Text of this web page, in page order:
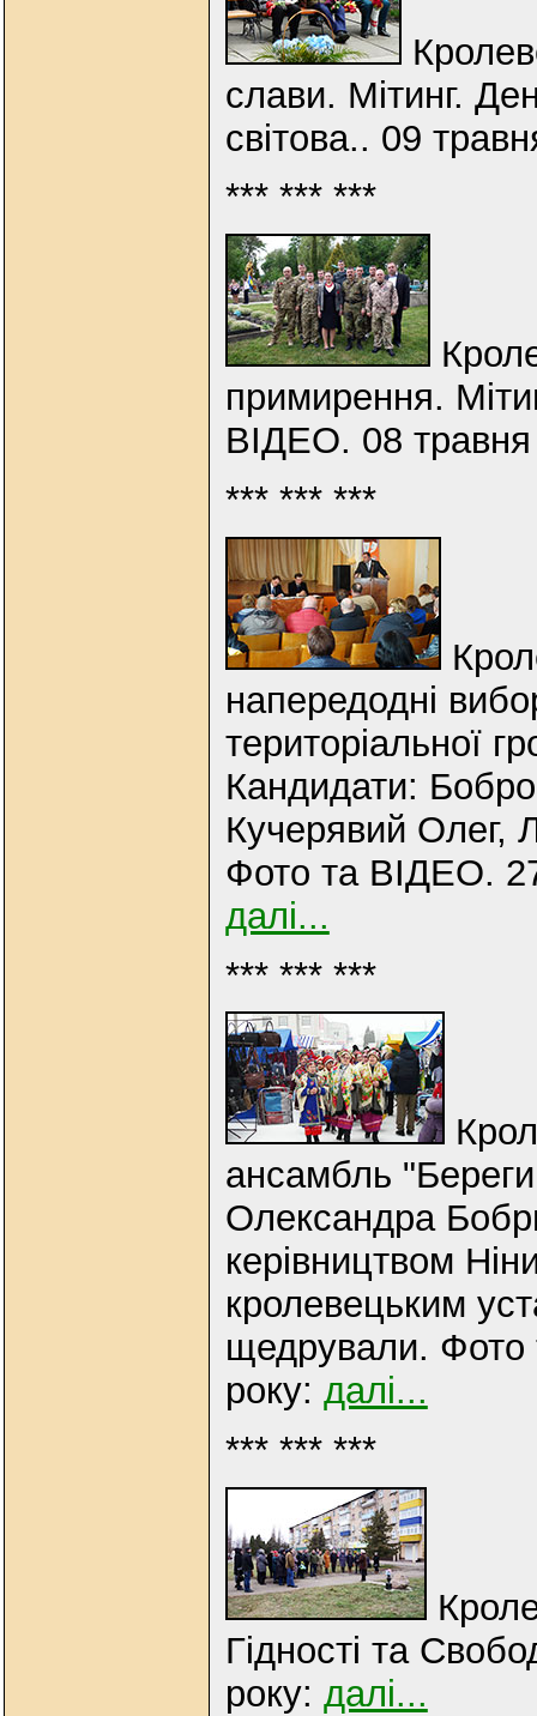
слави. Мітинг.
світова.. 09
*** *** ***
примирення.
ВІДЕО. 08
*** *** ***
напередодні
територіальної
Кандидати:
Кучерявий Олег,
Фото та ВІДЕО.
далі...
*** *** ***
ансамбль
Олександра
керівництвом
кролевецьким
щедрували. Фото
року: далі...
*** *** ***
Гідності та
року: далі...